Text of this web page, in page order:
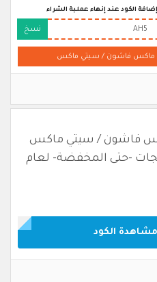
الكود عند إنهاء عملية الشراء
AH5 نسخ
ماكس فاشون / سيتي ماكس
ماكس فاشون / سيتي ماكس
-حتى المخفضة- لعام
مشاهدة الكود